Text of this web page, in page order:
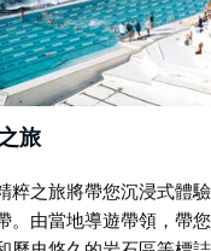
旅
粹之旅將帶您沉浸式體
。由當地導遊帶領，帶